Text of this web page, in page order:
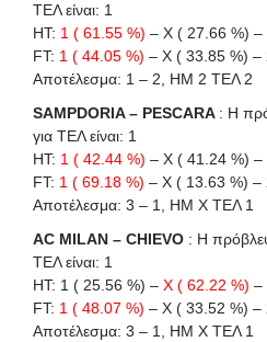
ΤΕΛ είναι: 1
HT: 1 ( 61.55 %) – X ( 27.66 %) –
FT: 1 ( 44.05 %) – X ( 33.85 %) –
Αποτέλεσμα: 1 – 2, ΗΜ 2 ΤΕΛ 2
SAMPDORIA – PESCARA : Η
για ΤΕΛ είναι: 1
HT: 1 ( 42.44 %) – X ( 41.24 %) –
FT: 1 ( 69.18 %) – X ( 13.63 %) –
Αποτέλεσμα: 3 – 1, ΗΜ Χ ΤΕΛ 1
AC MILAN – CHIEVO : Η
ΤΕΛ είναι: 1
HT: 1 ( 25.56 %) – X ( 62.22 %) –
FT: 1 ( 48.07 %) – X ( 33.52 %) –
Αποτέλεσμα: 3 – 1, ΗΜ Χ ΤΕΛ 1